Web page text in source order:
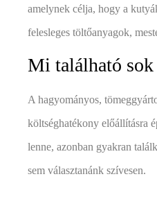
amelynek célja, hogy a
felesleges töltőanyagok,
Mi található sok
A hagyományos,
költséghatékony előállításra
lenne, azonban gyakran
sem választanánk szívesen.